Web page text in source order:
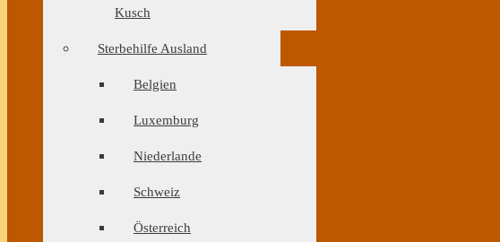
Kusch
Sterbehilfe Ausland
Belgien
Luxemburg
Niederlande
Schweiz
Österreich